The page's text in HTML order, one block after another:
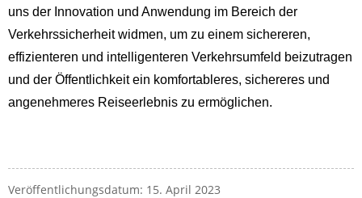
uns der Innovation und Anwendung im Bereich der
Verkehrssicherheit widmen, um zu einem sichereren,
effizienteren und intelligenteren Verkehrsumfeld beizutragen
und der Öffentlichkeit ein komfortableres, sichereres und
angenehmeres Reiseerlebnis zu ermöglichen.
Veröffentlichungsdatum: 15. April 2023